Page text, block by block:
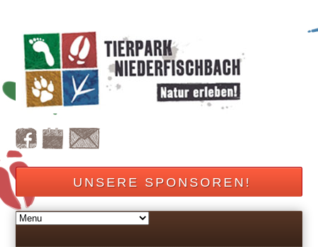
UNSERE SPONSOREN!